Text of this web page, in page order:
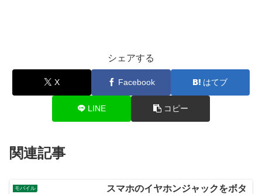
シェアする
X Facebook はてブ
LINE コピー
関連記事
モバイル
スマホのイヤホンジャックをボタ